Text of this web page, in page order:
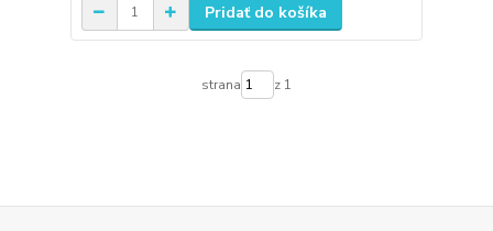
Pridať do košíka
strana z 1